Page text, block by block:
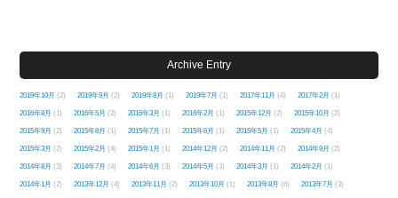
Archive Entry
2019年10月 (2) 2019年9月 (2) 2019年8月 (1) 2019年7月 (1) 2017年11月 (4) 2017年2月 (1)
2016年8月 (1) 2016年5月 (2) 2016年3月 (1) 2016年2月 (1) 2015年12月 (2) 2015年10月 (2)
2015年9月 (2) 2015年8月 (1) 2015年7月 (1) 2015年6月 (1) 2015年5月 (1) 2015年4月 (4)
2015年3月 (2) 2015年2月 (4) 2015年1月 (1) 2014年12月 (2) 2014年11月 (2) 2014年9月 (2)
2014年8月 (3) 2014年7月 (4) 2014年6月 (3) 2014年5月 (3) 2014年3月 (1) 2014年2月 (1)
2014年1月 (2) 2013年12月 (4) 2013年11月 (2) 2013年10月 (1) 2013年8月 (6) 2013年7月 (3)